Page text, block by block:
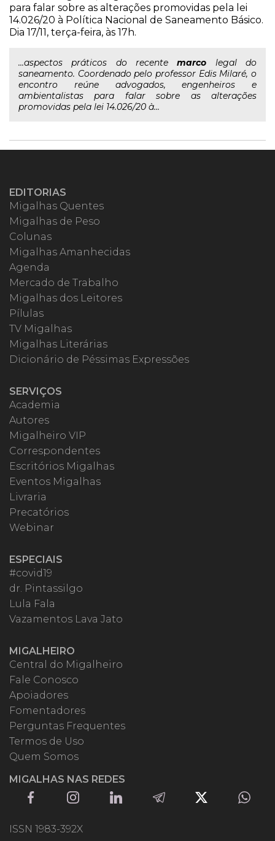
para falar sobre as alterações promovidas pela lei
14.026/20 à Política Nacional de Saneamento Básico.
Dia 17/11, terça-feira, às 17h.
...aspectos práticos do recentemarco legal do
saneamento. Coordenado pelo professor Edis Milaré, o
encontro reúne advogados, engenheiros e
ambientalistas para falar sobre as alterações
promovidas pela lei 14.026/20 à...
EDITORIAS
Migalhas Quentes
Migalhas de Peso
Colunas
Migalhas Amanhecidas
Agenda
Mercado de Trabalho
Migalhas dos Leitores
Pílulas
TV Migalhas
Migalhas Literárias
Dicionário de Péssimas Expressões
SERVIÇOS
Academia
Autores
Migalheiro VIP
Correspondentes
Escritórios Migalhas
Eventos Migalhas
Livraria
Precatórios
Webinar
ESPECIAIS
#covid19
dr. Pintassilgo
Lula Fala
Vazamentos Lava Jato
MIGALHEIRO
Central do Migalheiro
Fale Conosco
Apoiadores
Fomentadores
Perguntas Frequentes
Termos de Uso
Quem Somos
MIGALHAS NAS REDES
ISSN 1983-392X